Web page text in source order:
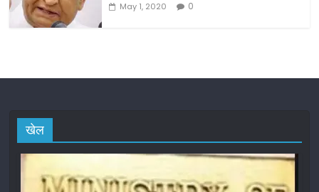
May 1, 2020 0
खेल